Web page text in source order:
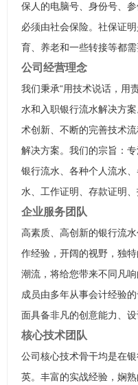
保人的电脑号、身份号、
必须由社会保险。社保证
育、养老和一些转接等都需
公司经营理念
我们秉承“用技术说话，用
水和入职银行流水解决方
术创新、不断的完善技术
解决方案。我们的宗旨：
银行流水、各种个人流水
水、工作证明、存款证明、
企业服务团队
高素质、高创新的银行流
作经验，开阔的视野，独
潮流，将给您带来不同凡
成员由多年从事会计经验
面具备非凡的创意能力、设
核心技术团队
公司核心技术骨干均是在
英。丰富的实战经验，娴